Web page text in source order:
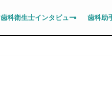
歯科衛生士インタビュー 歯科助